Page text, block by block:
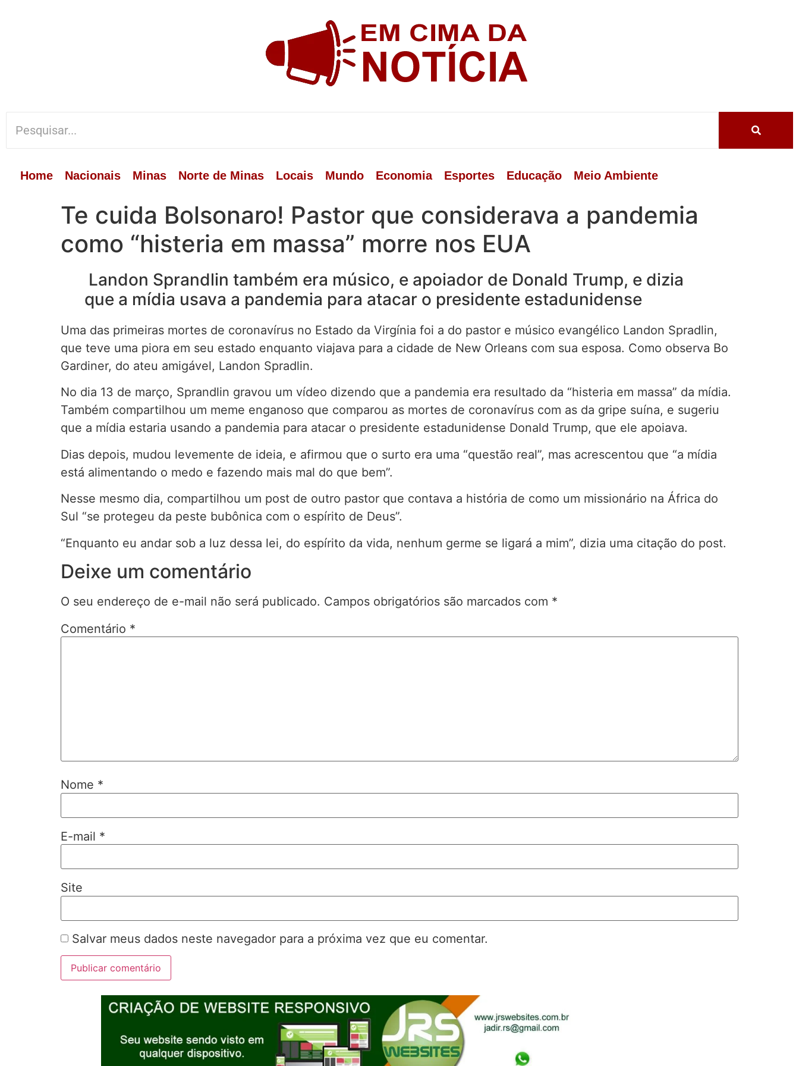
Home Nacionais Minas Norte de Minas Locais Mundo Economia Esportes Educação Meio Ambiente
Te cuida Bolsonaro! Pastor que considerava a pandemia
como “histeria em massa” morre nos EUA
Landon Sprandlin também era músico, e apoiador de Donald Trump, e dizia
que a mídia usava a pandemia para atacar o presidente estadunidense
Uma das primeiras mortes de coronavírus no Estado da Virgínia foi a do pastor e músico evangélico Landon Spradlin,
que teve uma piora em seu estado enquanto viajava para a cidade de New Orleans com sua esposa. Como observa Bo
Gardiner, do ateu amigável, Landon Spradlin.
No dia 13 de março, Sprandlin gravou um vídeo dizendo que a pandemia era resultado da “histeria em massa” da mídia.
Também compartilhou um meme enganoso que comparou as mortes de coronavírus com as da gripe suína, e sugeriu
que a mídia estaria usando a pandemia para atacar o presidente estadunidense Donald Trump, que ele apoiava.
Dias depois, mudou levemente de ideia, e afirmou que o surto era uma “questão real”, mas acrescentou que “a mídia
está alimentando o medo e fazendo mais mal do que bem”.
Nesse mesmo dia, compartilhou um post de outro pastor que contava a história de como um missionário na África do
Sul “se protegeu da peste bubônica com o espírito de Deus”.
“Enquanto eu andar sob a luz dessa lei, do espírito da vida, nenhum germe se ligará a mim”, dizia uma citação do post.
Deixe um comentário
O seu endereço de e-mail não será publicado. Campos obrigatórios são marcados com *
Comentário *
Nome *
E-mail *
Site
Salvar meus dados neste navegador para a próxima vez que eu comentar.